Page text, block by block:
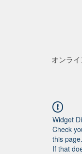
オンラ
Widget
Check
this page.
If that